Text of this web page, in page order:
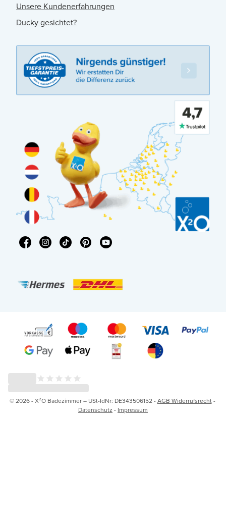
Unsere Kundenerfahrungen
Ducky gesichtet?
© 2026 - X²O Badezimmer – USt-IdNr: DE343506152 -AGB Widerrufsrecht-
Datenschutz - Impressum